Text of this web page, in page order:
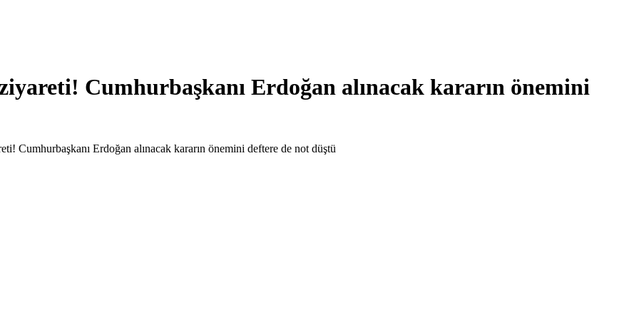
Cumhurbaşkanı Erdoğan alınacak kararın önemini
Cumhurbaşkanı Erdoğan alınacak kararın önemini deftere de not düştü